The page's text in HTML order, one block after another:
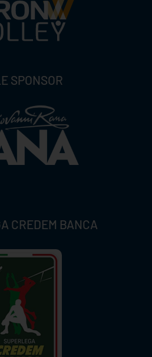
SPONSOR
CREDEM BANCA